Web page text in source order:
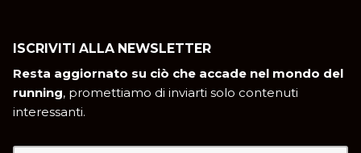
ISCRIVITI ALLA NEWSLETTER
Resta aggiornato su ciò che accade nel mondo del
running, promettiamo di inviarti solo contenuti
interessanti.